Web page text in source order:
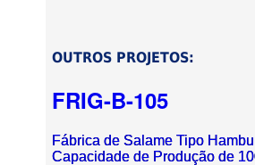
OUTROS PROJETOS:
FRIG-B-105
Fábrica de Salame Tipo
Capacidade de Produção de